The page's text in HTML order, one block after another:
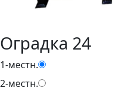
Оградка 24
1-местн.
2-местн.